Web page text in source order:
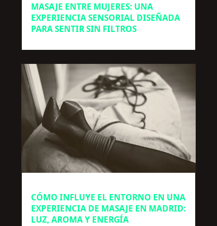
MASAJE ENTRE MUJERES: UNA
EXPERIENCIA SENSORIAL DISEÑADA
PARA SENTIR SIN FILTROS
CÓMO INFLUYE EL ENTORNO EN UNA
EXPERIENCIA DE MASAJE EN MADRID:
LUZ, AROMA Y ENERGÍA